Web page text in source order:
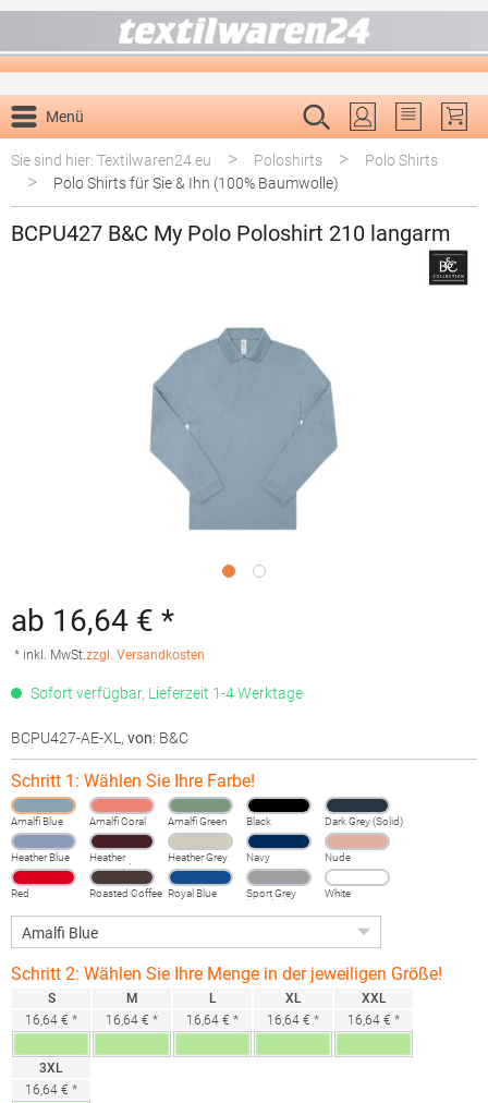
Menü
Du hast 0
Sie sind hier: Textilwaren24.eu
> Poloshirts > Polo Shirts
> Polo Shirts für Sie & Ihn (100% Baumwolle)
BCPU427 B&C My Polo Poloshirt 210 langarm
ab 16,64 € *
* inkl. MwSt.zzgl. Versandkosten
Sofort verfügbar, Lieferzeit 1-4 Werktage
BCPU427-AE-XL , von: B&C
Schritt 1: Wählen Sie Ihre Farbe!
Amalfi Blue Amalfi Coral Amalfi Green Black Dark Grey (Solid)
Heather Blue
Heather
Burgundy
Heather Grey
Fog
Navy Nude
Red Roasted Coffee Royal Blue
Sport Grey
(Heather)
White
Schritt 2: Wählen Sie Ihre Menge in der jeweiligen Größe!
S
16,64 € *
M
16,64 € *
L
16,64 € *
XL
16,64 € *
XXL
16,64 € *
3XL
16,64 € *